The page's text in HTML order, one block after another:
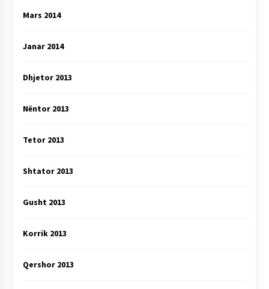
Mars 2014
Janar 2014
Dhjetor 2013
Nëntor 2013
Tetor 2013
Shtator 2013
Gusht 2013
Korrik 2013
Qershor 2013